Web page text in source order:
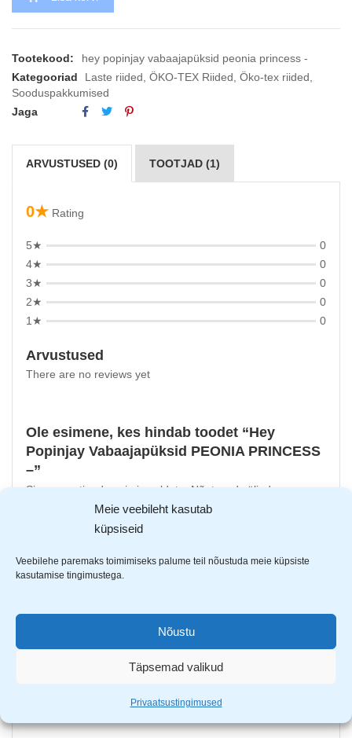
Meie veebileht kasutab
küpsiseid
Veebilehe paremaks toimimiseks palume teil nõustuda meie küpsiste
kasutamise tingimustega.
Nõustu
Täpsemad valikud
Privaatsustingimused
Tootekood:
hey popinjay vabaajapüksid peonia princess -
Kategooriad
Laste riided ÖKO-TEX Riided Öko-tex riided
Sooduspakkumised
Jaga
ARVUSTUSED (0) TOOTJAD (1)
0★ Rating
5★
0
4★
0
3★
0
2★
0
1★
0
Arvustused
There are no reviews yet
Ole esimene, kes hindab toodet “Hey
Popinjay Vabaajapüksid PEONIA PRINCESS
–”
Sinu e-postiaadressi ei avaldata. Nõutavad väljad on
-ga
Sinu arvustus*